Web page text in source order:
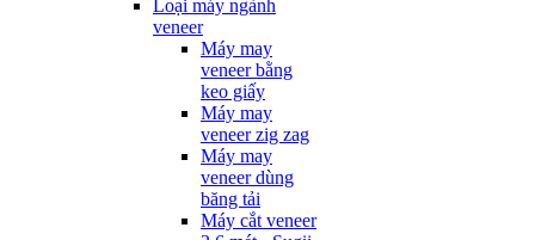
Loại máy ngành
veneer
Máy may
veneer bằng
keo giấy
Máy may
veneer zig zag
Máy may
veneer dùng
băng tải
Máy cắt veneer